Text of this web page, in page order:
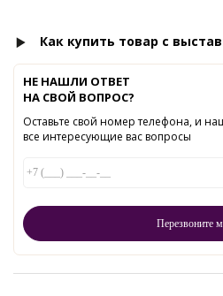
Как купить товар с
НЕ НАШЛИ ОТВЕТ
НА СВОЙ ВОПРОС?
Оставьте свой номер телефона, и
все интересующие вас вопросы